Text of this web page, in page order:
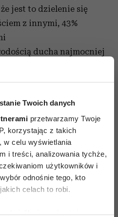
Twoich danych
przetwarzamy Twoje
korzystając z takich
w celu wyświetlania
i treści, analizowania tychże,
użytkowników i
odnośnie tego, kto
celach to robi.
chcielibyśmy również:
jest to dzielenie się
z innymi, 43%
ducha najmocniej
60. roku życia – tak
postrzegani przez
źródłaradości życia
w wieku 45-60 lat
30-latkowie
sprawiają im